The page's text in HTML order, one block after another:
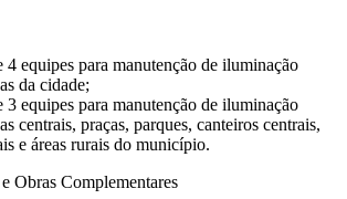
4 equipes para manutenção de iluminação
da cidade;
3 equipes para manutenção de iluminação
centrais, praças, parques, canteiros centrais,
e áreas rurais do município.
Obras Complementares